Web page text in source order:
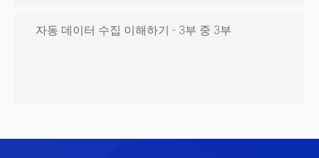
자동 데이터 수집 이해하기 - 3부 중 3부